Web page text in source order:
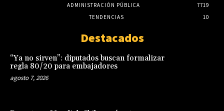
ADMINISTRACIÓN PÚBLICA
7719
TENDENCIAS
10
Destacados
“Ya no sirven”: diputados buscan formalizar
regla 80/20 para embajadores
agosto 7, 2026